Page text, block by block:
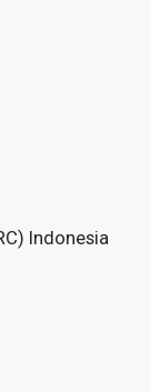
Indonesia